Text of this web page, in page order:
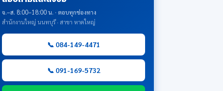
จ.–ส. 8:00–18:00 น. · ตอบทุกช่องทาง
สำนักงานใหญ่ นนทบุรี · สาขา หาดใหญ่
📞 084-149-4471
📞 091-169-5732